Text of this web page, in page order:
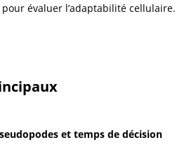
évaluer l’adaptabilité cellulaire.
et temps de décision